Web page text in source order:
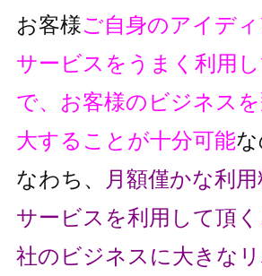
お客様ご自身のアイデ
サービスをうまく利用
で、 お客様のビジネス
大することが十分可能な
なわち、
月額僅かな利
サービスを利用して頂く
社のビジネスに大きな